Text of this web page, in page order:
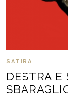
SATIRA
DESTRA E